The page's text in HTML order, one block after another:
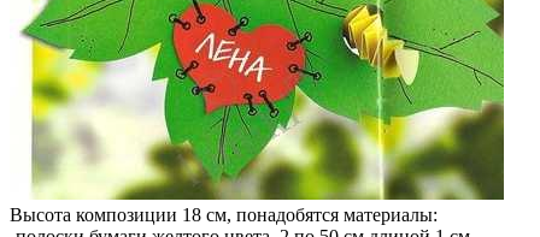
Высота композиции 18 см, понадобятся материалы: